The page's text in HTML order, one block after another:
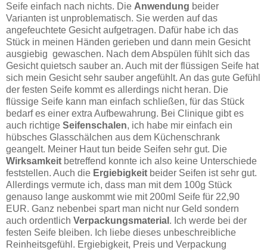
Seife einfach nach nichts. Die Anwendung beider
Varianten ist unproblematisch. Sie werden auf das
angefeuchtete Gesicht aufgetragen. Dafür habe ich das
Stück in meinen Händen gerieben und dann mein Gesicht
ausgiebig gewaschen. Nach dem Abspülen fühlt sich das
Gesicht quietsch sauber an. Auch mit der flüssigen Seife hat
sich mein Gesicht sehr sauber angefühlt. An das gute Gefühl
der festen Seife kommt es allerdings nicht heran. Die
flüssige Seife kann man einfach schließen, für das Stück
bedarf es einer extra Aufbewahrung. Bei Clinique gibt es
auch richtige Seifenschalen, ich habe mir einfach ein
hübsches Glasschälchen aus dem Küchenschrank
geangelt. Meiner Haut tun beide Seifen sehr gut. Die
Wirksamkeit betreffend konnte ich also keine Unterschiede
feststellen. Auch die Ergiebigkeit beider Seifen ist sehr gut.
Allerdings vermute ich, dass man mit dem 100g Stück
genauso lange auskommt wie mit 200ml Seife für 22,90
EUR. Ganz nebenbei spart man nicht nur Geld sondern
auch ordentlich Verpackungsmaterial . Ich werde bei der
festen Seife bleiben. Ich liebe dieses unbeschreibliche
Reinheitsgefühl. Ergiebigkeit, Preis und Verpackung